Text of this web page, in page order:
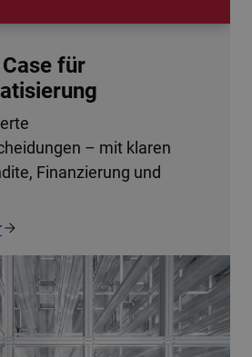
für
– mit klaren
Finanzierung und